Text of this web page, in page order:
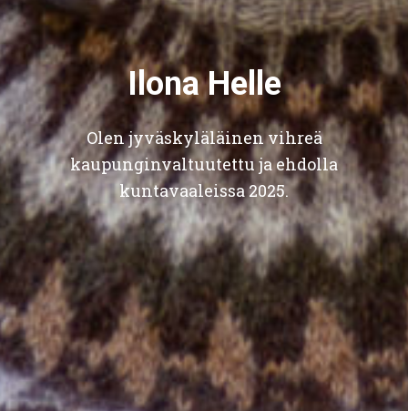
Ilona Helle
Olen jyväskyläläinen vihreä
kaupunginvaltuutettu ja ehdolla
kuntavaaleissa 2025.